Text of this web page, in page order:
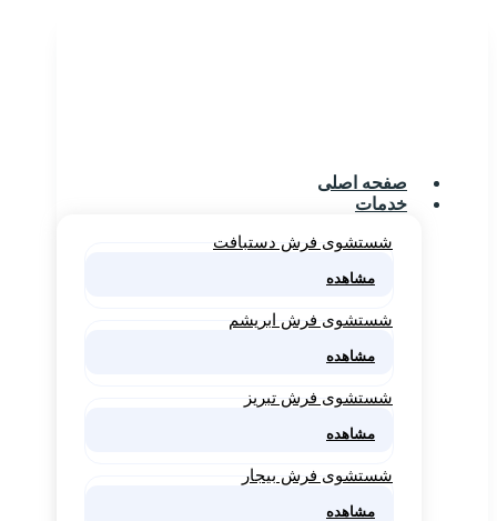
صفحه اصلی
خدمات
شستشوی فرش دستبافت
مشاهده
شستشوی فرش ابریشم
مشاهده
شستشوی فرش تبریز
مشاهده
شستشوی فرش بیجار
مشاهده